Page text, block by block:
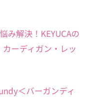
み解決！KEYUCAの
ーディガン・レッ
＜バーガンディ